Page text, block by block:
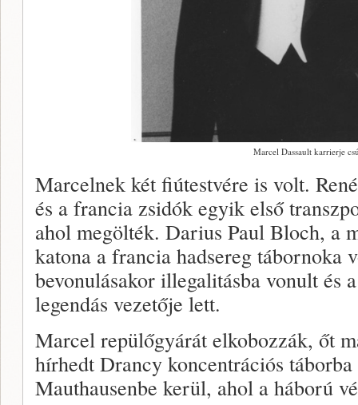
Marcel Dassault karrierje
Marcelnek két fiútestvére is volt.
és a francia zsidók egyik első
ahol megölték. Darius Paul Bloch, a
katona a francia hadsereg tábornoka
bevonulásakor illegalitásba vonult és
legendás vezetője lett.
Marcel repülőgyárát elkobozzák, őt
hírhedt Drancy koncentrációs
Mauthausenbe kerül, ahol a háború